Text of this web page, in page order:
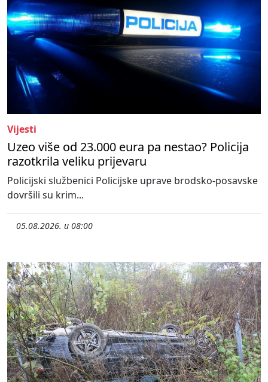
Vijesti
Uzeo više od 23.000 eura pa nestao? Policija
razotkrila veliku prijevaru
Policijski službenici Policijske uprave brodsko-posavske
dovršili su krim...
05.08.2026. u 08:00